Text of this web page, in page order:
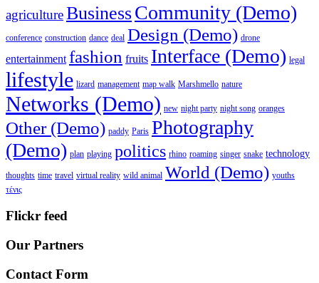
agricultureBusinessCommunity (Demo)
conference construction dance deal Design (Demo) drone
entertainment fashion fruits Interface (Demo) legal
lifestyle lizard management map walk Marshmello nature
Networks (Demo) new night party night song oranges
Other (Demo) paddy Paris Photography
(Demo) plan playing politics rhino roaming singer snake technology
thoughts time travel virtual reality wild animal World (Demo) youths
τένις
Flickr feed
Our Partners
Contact Form